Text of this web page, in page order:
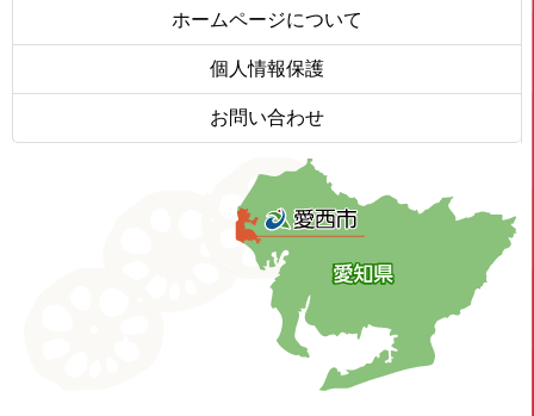
ホームページについて
個人情報保護
お問い合わせ